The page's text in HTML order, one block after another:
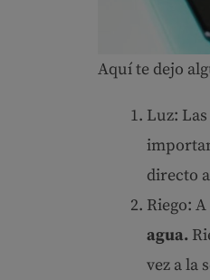
Aquí te dejo
Luz: Las
directo
Riego: A
agua.
vez a la